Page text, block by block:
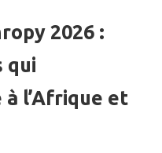
2026 :
qui
à l’Afrique et